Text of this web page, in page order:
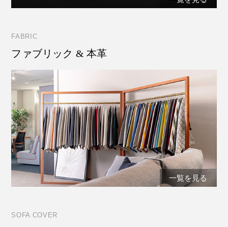
FABRIC
ファブリック & 本革
一覧を見る
SOFA COVER